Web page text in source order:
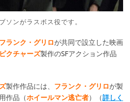
ソンがラスボス役です。
フランク・グリロが共同で設立した映画
クチャーズ製作のSFアクション作品
製作作品には、 フランク・グリロが製
作品（ホイールマン逃亡者）（詳しく